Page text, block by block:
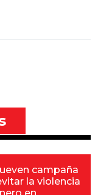
campaña
la violencia